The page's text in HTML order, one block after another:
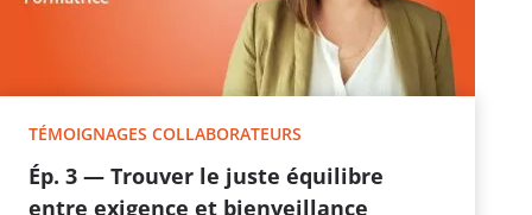
TÉMOIGNAGES COLLABORATEURS
Ép. 3 — Trouver le juste équilibre
entre exigence et bienveillance